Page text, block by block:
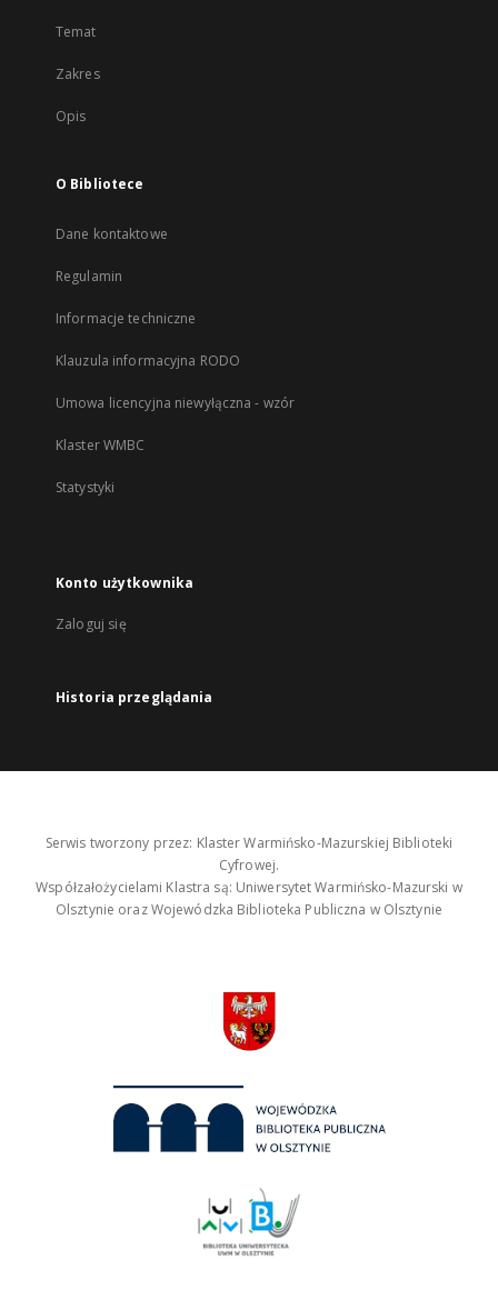
Temat
Zakres
Opis
O Bibliotece
Dane kontaktowe
Regulamin
Informacje techniczne
Klauzula informacyjna RODO
Umowa licencyjna niewyłączna - wzór
Klaster WMBC
Statystyki
Konto użytkownika
Zaloguj się
Historia przeglądania
Serwis tworzony przez: Klaster Warmińsko-Mazurskiej Biblioteki
Cyfrowej.
Współzałożycielami Klastra są: Uniwersytet Warmińsko-Mazurski w
Olsztynie oraz Wojewódzka Biblioteka Publiczna w Olsztynie